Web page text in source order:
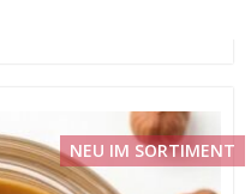
NEU IM SORTIMENT